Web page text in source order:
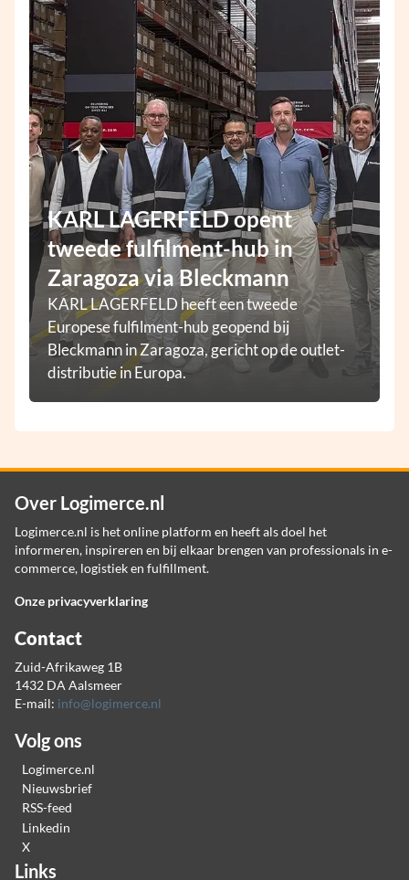
KARL LAGERFELD opent
tweede fulfilment-hub in
Zaragoza via Bleckmann
KARL LAGERFELD heeft een tweede
Europese fulfilment-hub geopend bij
Bleckmann in Zaragoza, gericht op de outlet-
distributie in Europa.
Over Logimerce.nl
Logimerce.nl is het online platform en heeft als doel het
informeren, inspireren en bij elkaar brengen van professionals in e-
commerce, logistiek en fulfillment.
Onze privacyverklaring
Contact
Zuid-Afrikaweg 1B
1432 DA Aalsmeer
E-mail: info@logimerce.nl
Volg ons
Logimerce.nl
Nieuwsbrief
RSS-feed
Linkedin
X
Links